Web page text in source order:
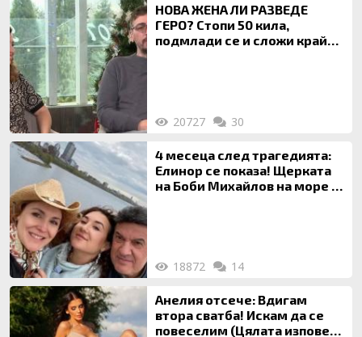
НОВА ЖЕНА ЛИ РАЗВЕДЕ
ГЕРО? Стопи 50 кила,
подмлади се и сложи край
20727 30
4 месеца след трагедията:
Елинор се показа! Щерката
на Боби Михайлов на море с
18872 14
Анелия отсече: Вдигам
втора сватба! Искам да се
повеселим (Цялата изповед